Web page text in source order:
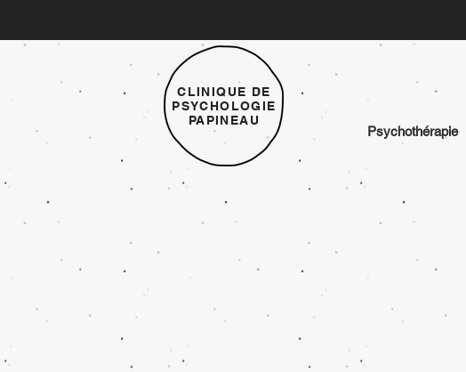
CLINIQUE DE
PSYCHOLOGIE
PAPINEAU
Psychothérapie